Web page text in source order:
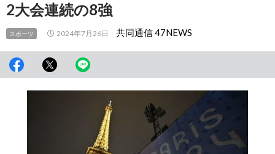
2大会連続の8強
スポーツ 2024年7月26日 共同通信 47NEWS